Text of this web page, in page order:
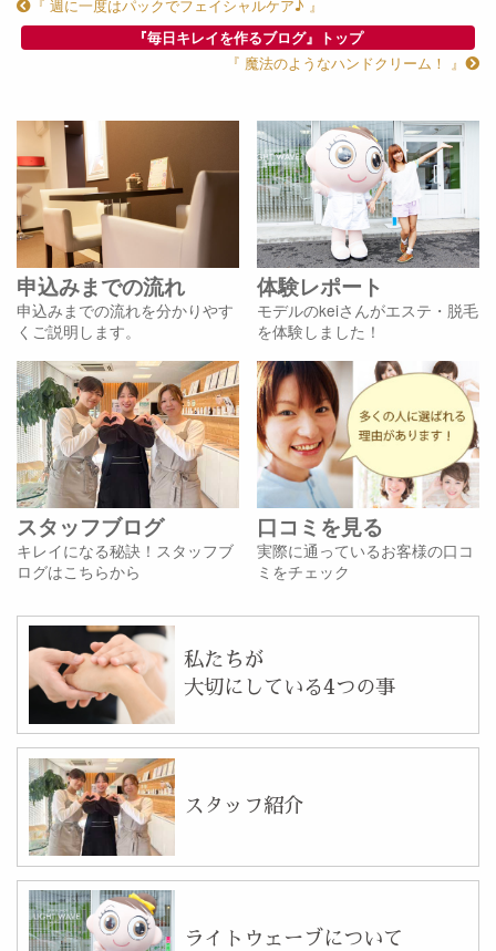
『 週に一度はパックでフェイシャルケア♪ 』
『毎日キレイを作るブログ』トップ
『 魔法のようなハンドクリーム！ 』
申込みまでの流れ
申込みまでの流れを分かりやす
くご説明します。
体験レポート
モデルのkeiさんがエステ・脱毛
を体験しました！
スタッフブログ
キレイになる秘訣！スタッフブ
ログはこちらから
口コミを見る
実際に通っているお客様の口コ
ミをチェック
私たちが
大切にしている4つの事
スタッフ紹介
ライトウェーブについて